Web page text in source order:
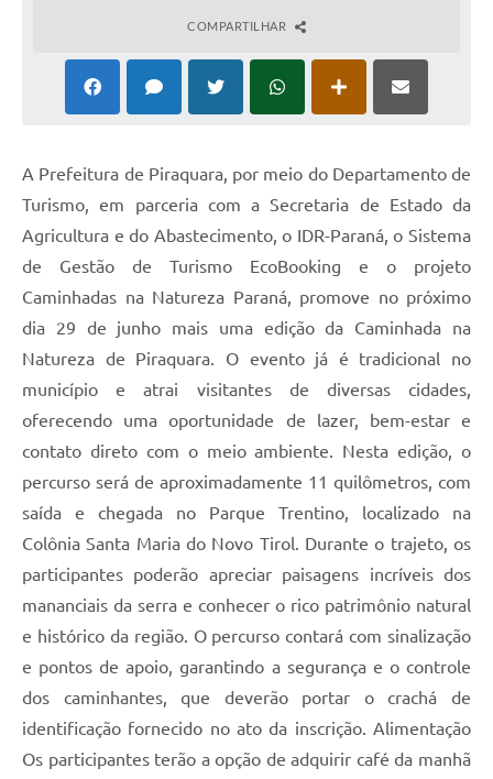
COMPARTILHAR
A Prefeitura de Piraquara, por meio do Departamento de
Turismo, em parceria com a Secretaria de Estado da
Agricultura e do Abastecimento, o IDR-Paraná, o Sistema
de Gestão de Turismo EcoBooking e o projeto
Caminhadas na Natureza Paraná, promove no próximo
dia 29 de junho mais uma edição da Caminhada na
Natureza de Piraquara. O evento já é tradicional no
município e atrai visitantes de diversas cidades,
oferecendo uma oportunidade de lazer, bem-estar e
contato direto com o meio ambiente. Nesta edição, o
percurso será de aproximadamente 11 quilômetros, com
saída e chegada no Parque Trentino, localizado na
Colônia Santa Maria do Novo Tirol. Durante o trajeto, os
participantes poderão apreciar paisagens incríveis dos
mananciais da serra e conhecer o rico patrimônio natural
e histórico da região. O percurso contará com sinalização
e pontos de apoio, garantindo a segurança e o controle
dos caminhantes, que deverão portar o crachá de
identificação fornecido no ato da inscrição. Alimentação
Os participantes terão a opção de adquirir café da manhã